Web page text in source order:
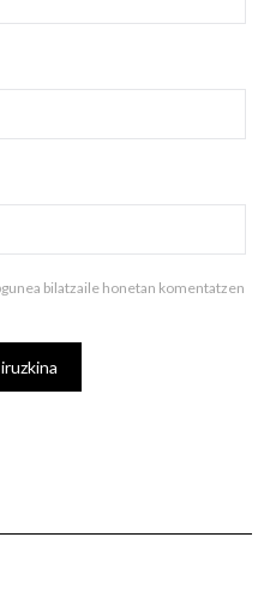
bilatzaile honetan komentatzen